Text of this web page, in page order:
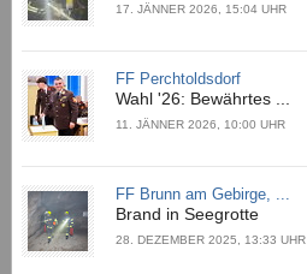
17. JÄNNER 2026, 15:04 UHR
FF Perchtoldsdorf
Wahl '26: Bewährtes ...
11. JÄNNER 2026, 10:00 UHR
FF Brunn am Gebirge, ...
Brand in Seegrotte
28. DEZEMBER 2025, 13:33 UHR